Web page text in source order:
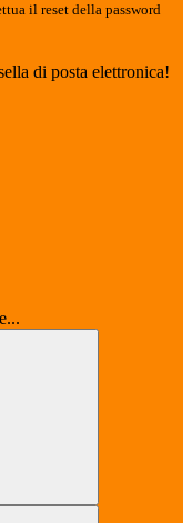
il reset della password
di posta elettronica!